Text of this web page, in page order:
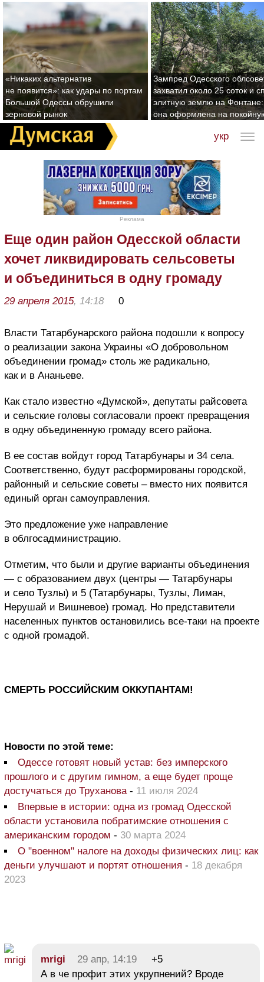
«Никаких альтернатив
не появится»: как удары по портам
Большой Одессы обрушили
зерновой рынок
Зампред Одесского
захватил около 25 соток и
элитную землю на Фонтане:
она оформлена на
укр
Реклама
Еще один район Одесской области
хочет ликвидировать сельсоветы
и объединиться в одну громаду
29 апреля 2015, 14:18 0
Власти Татарбунарского района подошли к вопросу
о реализации закона Украины «О добровольном
объединении громад» столь же радикально,
как и в Ананьеве.
Как стало известно «Думской», депутаты райсовета
и сельские головы согласовали проект превращения
в одну объединенную громаду всего района.
В ее состав войдут город Татарбунары и 34 села.
Соответственно, будут расформированы городской,
районный и сельские советы – вместо них появится
единый орган самоуправления.
Это предложение уже направление
в облгосадминистрацию.
Отметим, что были и другие варианты объединения
— с образованием двух (центры — Татарбунары
и село Тузлы) и 5 (Татарбунары, Тузлы, Лиман,
Нерушай и Вишневое) громад. Но представители
населенных пунктов остановились все-таки на проекте
с одной громадой.
СМЕРТЬ РОССИЙСКИМ ОККУПАНТАМ!
Новости по этой теме:
Одессе готовят новый устав: без имперского
прошлого и с другим гимном, а еще будет проще
достучаться до Труханова- 11 июля 2024
Впервые в истории: одна из громад Одесской
области установила побратимские отношения с
американским городом - 30 марта 2024
О "военном" налоге на доходы физических лиц: как
деньги улучшают и портят отношения - 18 декабря
2023
mrigi 29 апр, 14:19
+5
А в че профит этих укрупнений? Вроде